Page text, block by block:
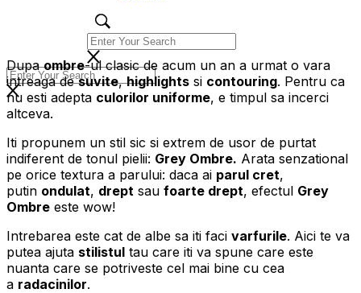
Dupaombre-ul clasic de acum un an a urmat o vara
intreaga desuvite,highlights si contouring. Pentru ca
nu esti adepta culorilor uniforme, e timpul sa incerci
altceva.
Iti propunem un stil sic si extrem de usor de purtat
indiferent de tonul pielii: Grey Ombre. Arata senzational
pe orice textura a parului: daca ai parul cret,
putin ondulat, drept sau foarte drept, efectul Grey
Ombre este wow!
Intrebarea este cat de albe sa iti faci varfurile. Aici te va
putea ajuta stilistul tau care iti va spune care este
nuanta care se potriveste cel mai bine cu cea
a radacinilor.